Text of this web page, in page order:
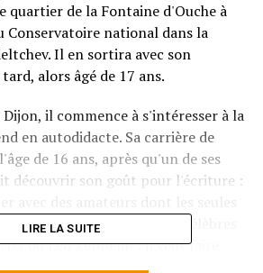
quartier de la Fontaine d'Ouche à
Conservatoire national dans la
Il en sortira avec son
alors âgé de 17 ans.
il commence à s'intéresser à la
en autodidacte. Sa carrière de
de 16 ans, après qu'un de ses
découvrir son goût pour l'écriture :
de groupes de rock célèbres
,U2ou Led Zeppelin : il veut faire
qu'il a écrites, pensant qu'elles
LIRE LA SUITE